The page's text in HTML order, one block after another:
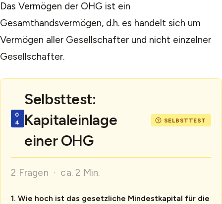
Das Vermögen der OHG ist ein
Gesamthandsvermögen, d.h. es handelt sich um
Vermögen aller Gesellschafter und nicht einzelner
Gesellschafter.
Selbsttest:
Kapitaleinlage
einer OHG
2 Fragen · ca. 2 Min.
Wie hoch ist das gesetzliche Mindestkapital für die